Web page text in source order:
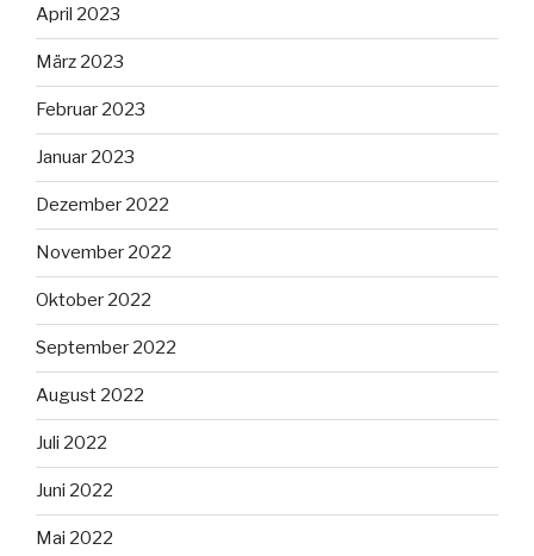
April 2023
März 2023
Februar 2023
Januar 2023
Dezember 2022
November 2022
Oktober 2022
September 2022
August 2022
Juli 2022
Juni 2022
Mai 2022